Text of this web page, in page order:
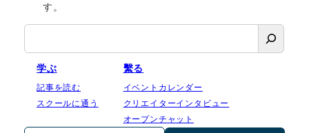
す。
学ぶ
記事を読む
スクールに通う
繫る
イベントカレンダー
クリエイターインタビュー
オープンチャット